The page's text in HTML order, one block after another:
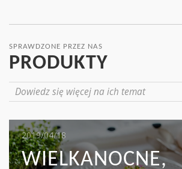
SPRAWDZONE PRZEZ NAS
PRODUKTY
Dowiedz się więcej na ich temat
2019/05/16
MIĘSO I
2019/04/18
WIELKANOCNE,
2019/04/17
MAKARON